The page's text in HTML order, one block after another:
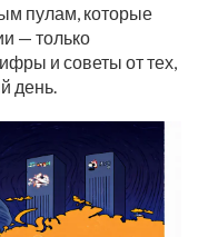
пулам, которые
— только
и советы от тех,
день.